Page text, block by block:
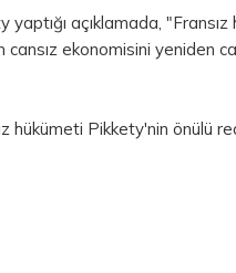
yaptığı açıklamada,
cansız ekonomisini yeniden
hükümeti Pikkety'nin önülü